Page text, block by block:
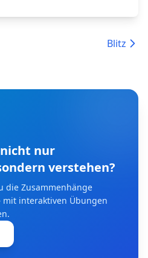
Blitz
nur
verstehen?
die Zusammenhänge
interaktiven Übungen